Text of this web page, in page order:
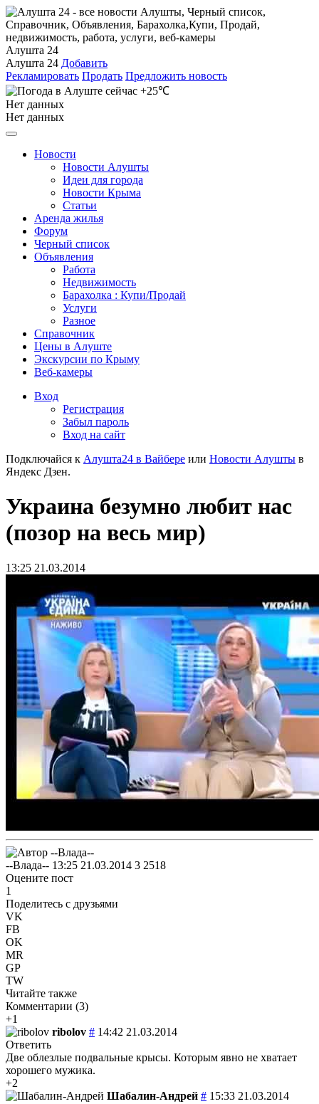
Алушта 24
Алушта 24 Добавить
Рекламировать Продать Предложить новость
+25℃
Нет данных
Нет данных
Новости
Новости Алушты
Идеи для города
Новости Крыма
Статьи
Аренда жилья
Форум
Черный список
Объявления
Работа
Недвижимость
Барахолка : Купи/Продай
Услуги
Разное
Справочник
Цены в Алуште
Экскурсии по Крыму
Веб-камеры
Вход
Регистрация
Забыл пароль
Вход на сайт
Подключайся к Алушта24 в Вайбере или Новости Алушты в
Яндекс Дзен.
Украина безумно любит нас
(позор на весь мир)
13:25 21.03.2014
--Влада-- 13:25 21.03.2014 3 2518
Оцените пост
1
Поделитесь с друзьями
VK
FB
OK
MR
GP
TW
Читайте также
Комментарии (3)
+1
ribolov # 14:42 21.03.2014
Ответить
Две облезлые подвальные крысы. Которым явно не хватает
хорошего мужика.
+2
Шабалин-Андрей # 15:33 21.03.2014